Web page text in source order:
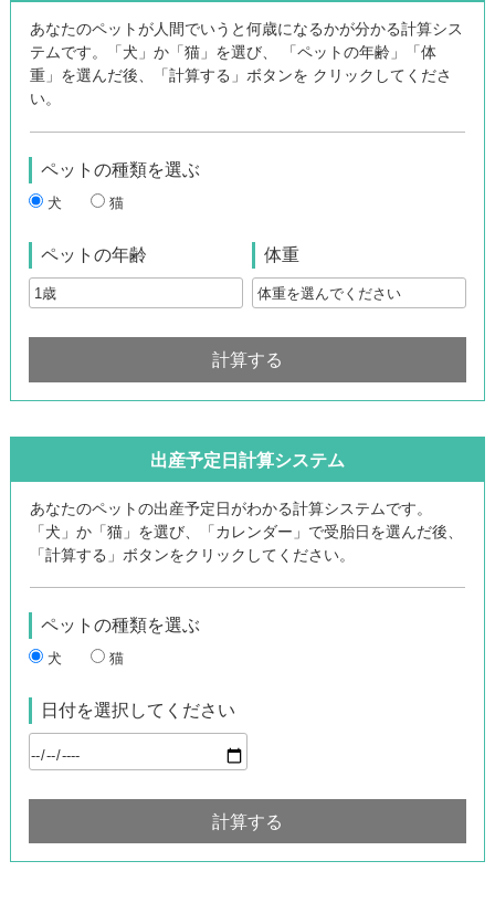
あなたのペットが人間でいうと何歳になるかが分かる計算シス
テムです。「犬」か「猫」を選び、 「ペットの年齢」「体
重」を選んだ後、「計算する」ボタンを クリックしてくださ
い。
ペットの種類を選ぶ
犬 猫
ペットの年齢 体重
出産予定日計算システム
あなたのペットの出産予定日がわかる計算システムです。
「犬」か「猫」を選び、「カレンダー」で受胎日を選んだ後、
「計算する」ボタンをクリックしてください。
ペットの種類を選ぶ
犬 猫
日付を選択してください